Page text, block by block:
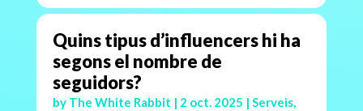
Quins tipus d’influencers hi ha
segons el nombre de
seguidors?
by The White Rabbit | 2 oct. 2025 | Serveis,